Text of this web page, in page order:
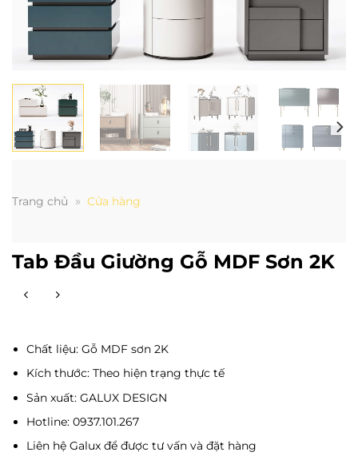
Trang chủ » Cửa hàng
Tab Đầu Giường Gỗ MDF Sơn 2K
Chất liệu: Gỗ MDF sơn 2K
Kích thước: Theo hiện trạng thực tế
Sản xuất: GALUX DESIGN
Hotline: 0937.101.267
Liên hệ Galux để được tư vấn và đặt hàng